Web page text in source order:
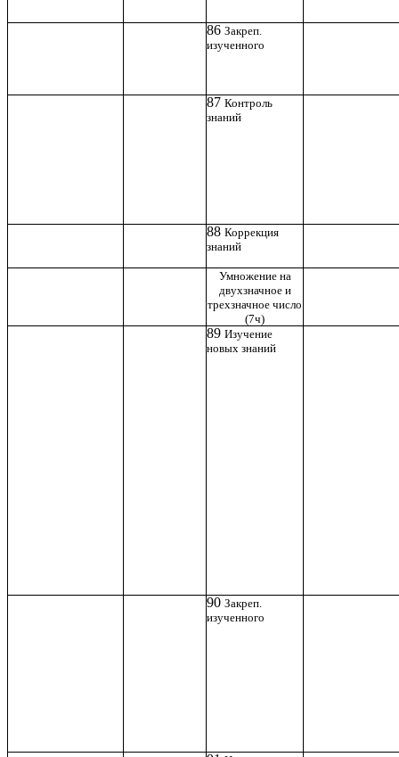
86 Закреп.
изученного
87 Контроль
знаний
88 Коррекция
знаний
Умножение на
двухзначное и
трехзначное число
(7ч)
89 Изучение
новых знаний
90 Закреп.
изученного